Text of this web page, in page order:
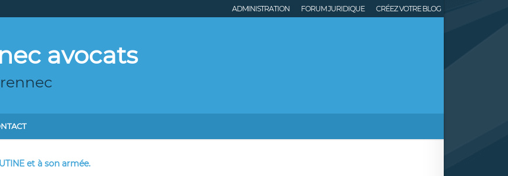
ADMINISTRATION FORUM JURIDIQUE CRÉEZ VOTRE BLOG
avocats
et à son armée.